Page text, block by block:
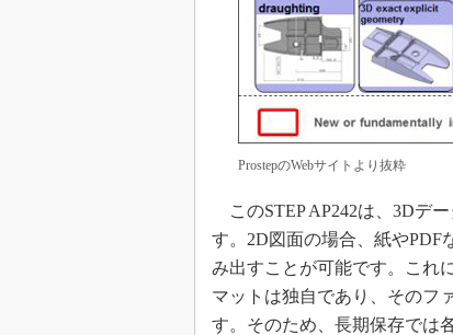
ProstepのWebサイトより抜粋
このSTEP AP242は、3Dデ
す。2D図面の場合、紙やPDF
み出すことが可能です。これ
マットは独自であり、そのフ
す。そのため、長期保存では